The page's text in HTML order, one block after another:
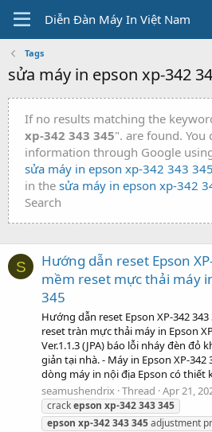
Diễn Đàn Máy In Việt Nam
Tags
sửa máy in epson xp-342
If no results matching the
xp-342 343 345". are found. You
information through Google
sửa máy in epson xp-342 343 345
in the sửa máy in epson xp-342
Search
S
Hướng dẫn reset Epson
mềm reset mực thải máy
345
Hướng dẫn reset Epson XP-342
reset tràn mực thải máy in Epson
Ver.1.1.3 (JPA) báo lỗi nháy đèn đỏ
giản tại nhà. - Máy in Epson XP-
dòng máy in nội địa Epson có thiết
seamushendrix Thread Apr 21,
crackepson xp-342343345
epson xp-342343345adjustment